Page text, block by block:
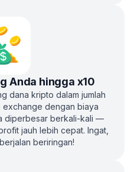
Anda hingga x10
dana kripto dalam jumlah
exchange dengan biaya
diperbesar berkali-kali —
jauh lebih cepat. Ingat,
beriringan!